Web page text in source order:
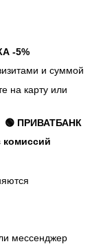
-5%
и суммой
на карту или
🟢 ПРИВАТБАНК
комиссий
мессенджер